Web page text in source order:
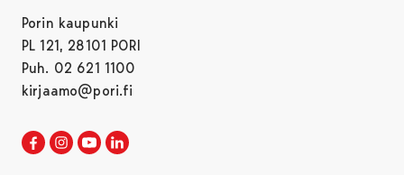
Porin kaupunki
PL 121, 28101 PORI
Puh. 02 621 1100
kirjaamo@pori.fi
Porin kaupunki Facebookissa
Avautuu uudessa välilehdessä
Porin kaupunki Instagramissa
Avautuu uudessa välilehdessä
Porin kaupunki Youtubessa
Avautuu uudessa välilehdessä